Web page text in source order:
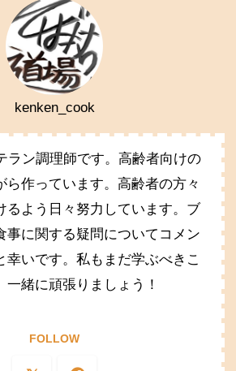
kenken_cook
ラン調理師です。高齢者向けの
ら作っています。高齢者の方々
るよう日々努力しています。ブ
事に関する疑問についてコメン
幸いです。私もまだ学ぶべきこ
一緒に頑張りましょう！
FOLLOW